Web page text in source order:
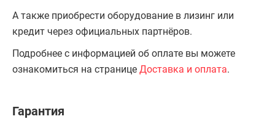
А также приобрести оборудование в лизинг или
кредит через официальных партнёров.
Подробнее с информацией об оплате вы можете
ознакомиться на странице Доставка и оплата.
Гарантия